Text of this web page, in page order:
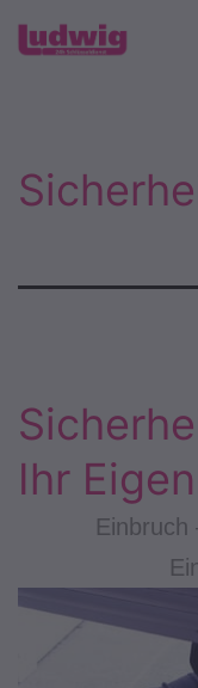
Zum
Inhalt
Schlüsseldienst
Ihr
Einbruch